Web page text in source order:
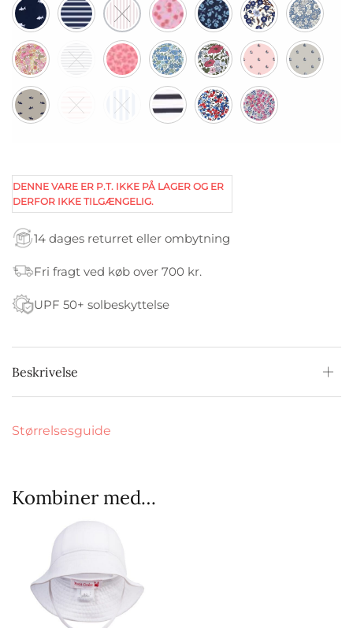
DENNE VARE ER P.T. IKKE PÅ LAGER OG ER
DERFOR IKKE TILGÆNGELIG.
14 dages returret eller ombytning
Fri fragt ved køb over 700 kr.
UPF 50+ solbeskyttelse
Beskrivelse
Størrelsesguide
Kombiner med…